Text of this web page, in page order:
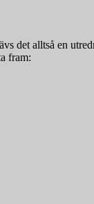
det alltså en
fram: